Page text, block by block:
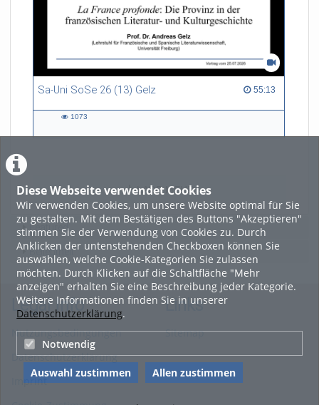
Diese Webseite verwendet Cookies
Wir verwenden Cookies, um unsere Website optimal für Sie
zu gestalten. Mit dem Bestätigen des Buttons "Akzeptieren"
stimmen Sie der Verwendung von Cookies zu. Durch
Anklicken der untenstehenden Checkboxen können Sie
auswählen, welche Cookie-Kategorien Sie zulassen
möchten. Durch Klicken auf die Schaltfläche "Mehr
anzeigen" erhalten Sie eine Beschreibung jeder Kategorie.
Weitere Informationen finden Sie in unserer
Datenschutzerklärung.
Notwendig
Auswahl zustimmen Allen zustimmen
Sa-Uni SoSe 26 (13) Gelz 55:13
55:13 duration
1073
LADE MEHR
Featured
Beliebtheit
Legal Info
Nutzungsbedingungen
Datenschutzerklärung
Imprint
Links
Sitemap